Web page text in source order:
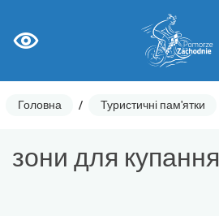
Головна / Туристичні пам'ятки
зони для купання